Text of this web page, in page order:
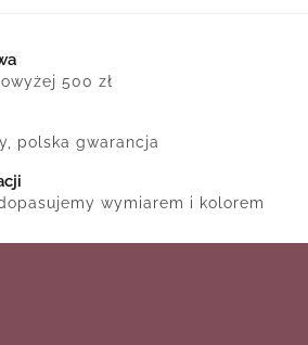
500 zł
polska gwarancja
wymiarem i kolorem